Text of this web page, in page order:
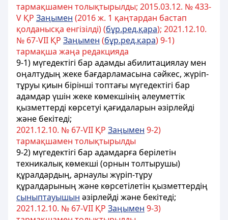
тармақшамен толықтырылды; 2015.03.12. № 433-
V ҚР Заңымен (2016 ж. 1 қаңтардан бастап
қолданысқа енгiзiлдi) (бұр.ред.қара); 2021.12.10.
№ 67-VII ҚР Заңымен (бұр.ред.қара) 9-1)
тармақша жаңа редакцияда
9-1) мүгедектігі бар адамды абилитациялау мен
оңалтудың жеке бағдарламасына сәйкес, жүріп-
тұруы қиын бірінші топтағы мүгедектігі бар
адамдар үшін жеке көмекшінің әлеуметтік
қызметтерді көрсетуі қағидаларын әзірлейді
және бекітеді;
2021.12.10. № 67-VII ҚР Заңымен 9-2)
тармақшамен толықтырылды
9-2) мүгедектігі бар адамдарға берілетін
техникалық көмекші (орнын толтырушы)
құралдардың, арнаулы жүріп-тұру
құралдарының және көрсетілетін қызметтердің
сыныптауышын әзірлейді және бекітеді;
2021.12.10. № 67-VII ҚР Заңымен 9-3)